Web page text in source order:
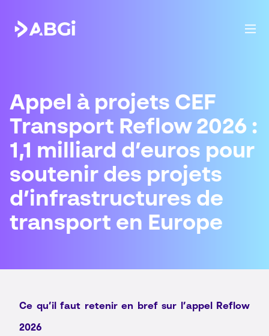
Appel à projets CEF
Transport Reflow 2026 :
1,1 milliard d’euros pour
soutenir des projets
d’infrastructures de
transport en Europe
Ce qu’il faut retenir en bref sur l’appel Reflow
2026